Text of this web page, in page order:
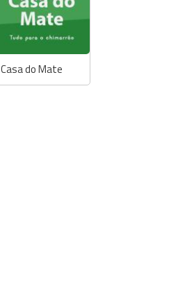
Casa do Mate